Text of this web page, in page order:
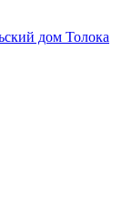
дом Толока